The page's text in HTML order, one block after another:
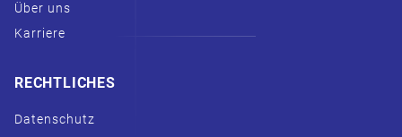
Über uns
Karriere
RECHTLICHES
Datenschutz